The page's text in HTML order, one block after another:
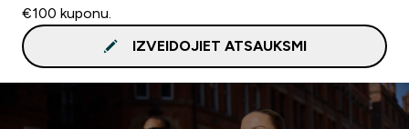
€100 kuponu.
IZVEIDOJIET ATSAUKSMI